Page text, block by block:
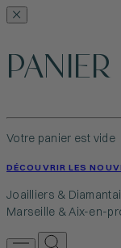
PANIER
Votre panier est vide
DÉCOUVRIR LES
Joailliers &
Marseille & Aix-en-